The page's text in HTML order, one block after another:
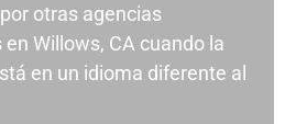
otras agencias
Willows, CA cuando la
en un idioma diferente al